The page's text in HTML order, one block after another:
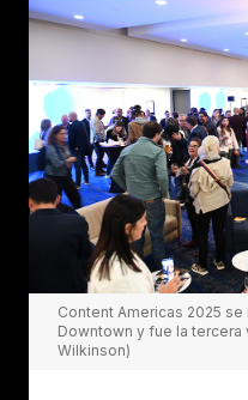
Content Americas 2025
Downtown y fue la
Wilkinson)